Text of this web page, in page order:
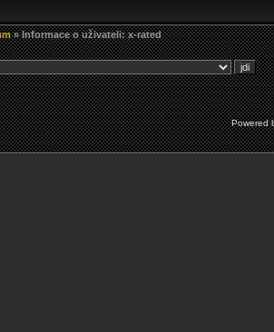
» Informace o uživateli: x-rated
Powered